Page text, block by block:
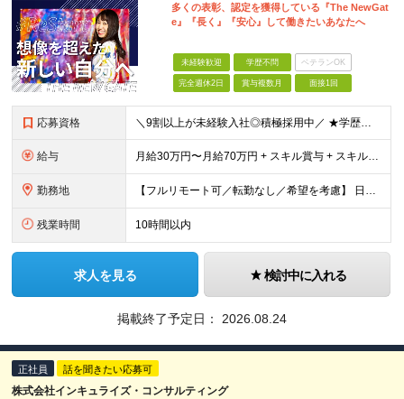
多くの表彰、認定を獲得している『The NewGat
e』『⻑く』『安⼼』して働きたいあなたへ
未経験歓迎 学歴不問 ベテランOK
完全週休2日 賞与複数月 面接1回
応募資格 ＼9割以上が未経験⼊社◎積極採⽤中／ ★学歴・経験不問︕ ★未経験・スクール卒業⽣・第⼆新卒歓迎︕ ★社会⼈未経験OK︕ ITの経験はあるが「英語⼒」がない… 何か⼿に職をつけたい… スキルも語学⼒
給与 月給30万円〜月給70万円 + スキル賞与 + スキルインセンティブ ※研修期間は有期雇用契約社員 ※プロジェクトによって異なる ※上記には(固定残業代¥44,369/30時間)を含む ※エリアによ
勤務地 【フルリモート可／転勤なし／希望を考慮】 日本47都道府県、どこでも就業可能！ (東京支社、群馬本社、北海道支社、宮城支社、愛知支社、大阪支社、福岡支社、千葉支店、神奈川支店、茨城支店、新潟支店、長野
残業時間 10時間以内
求人を見る 検討中に入れる
掲載終了予定日： 2026.08.24
正社員 話を聞きたい応募可
株式会社インキュライズ・コンサルティング